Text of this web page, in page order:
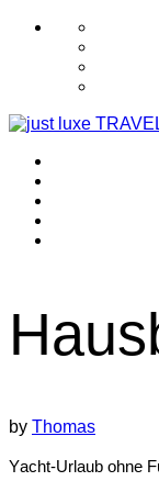
by Thomas
Yacht-Urlaub ohne